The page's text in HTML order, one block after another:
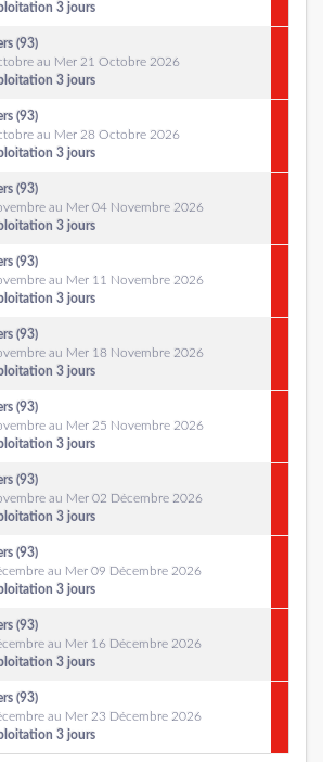
3 jours
(93)
au Mer 21 Octobre 2026
3 jours
(93)
au Mer 28 Octobre 2026
3 jours
(93)
au Mer 04 Novembre 2026
3 jours
(93)
au Mer 11 Novembre 2026
3 jours
(93)
au Mer 18 Novembre 2026
3 jours
(93)
au Mer 25 Novembre 2026
3 jours
(93)
au Mer 02 Décembre 2026
3 jours
(93)
au Mer 09 Décembre 2026
3 jours
(93)
au Mer 16 Décembre 2026
3 jours
(93)
au Mer 23 Décembre 2026
3 jours